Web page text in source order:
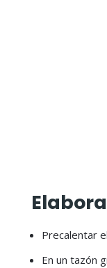
Precalentar
En un tazón